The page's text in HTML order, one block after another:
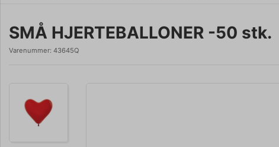
SMÅ HJERTEBALLONER -50 stk.
Varenummer: 43645Q